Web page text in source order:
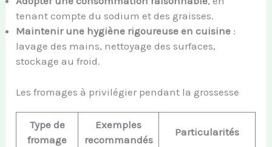
tenant compte du sodium et des graisses.
Maintenir une hygiène rigoureuse en cuisine :
lavage des mains, nettoyage des surfaces,
stockage au froid.
Les fromages à privilégier pendant la grossesse
Type de
fromage
Exemples
recommandés
Particularités